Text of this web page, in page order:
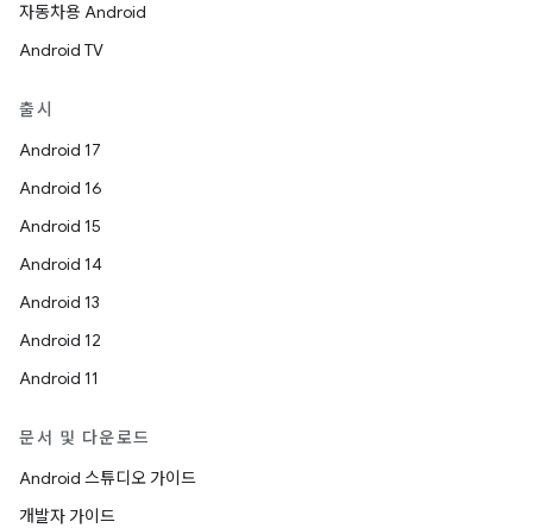
자동차용 Android
Android TV
출시
Android 17
Android 16
Android 15
Android 14
Android 13
Android 12
Android 11
문서 및 다운로드
Android 스튜디오 가이드
개발자 가이드